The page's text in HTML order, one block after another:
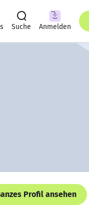
Suche Anmelden
Profil ansehen